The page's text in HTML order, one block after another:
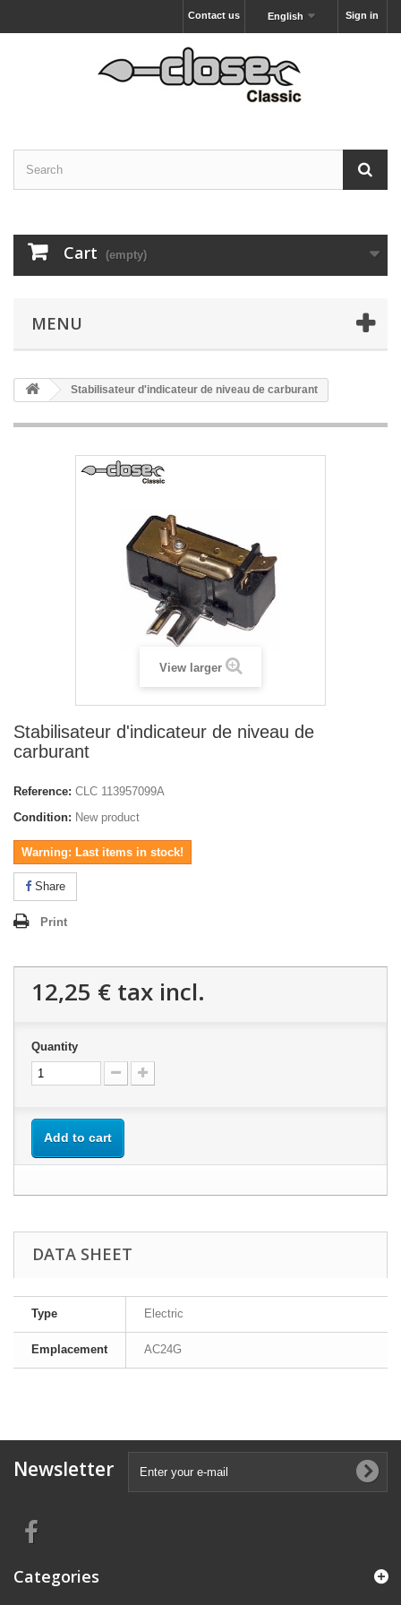
Sign in
English
Contact us
Cart (empty)
MENU
Stabilisateur d'indicateur de niveau de carburant
View larger
Stabilisateur d'indicateur de niveau de
carburant
Reference: CLC 113957099A
Condition: New product
Warning: Last items in stock!
Share
Print
12,25 € tax incl.
Quantity
Add to cart
DATA SHEET
Type Electric
Emplacement AC24G
Newsletter
Categories